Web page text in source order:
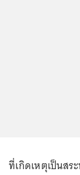
ที่เกิดเหตุเป็นสร